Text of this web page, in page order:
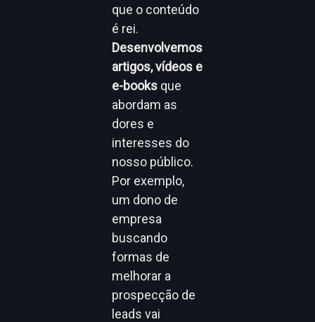
que o conteúdo
é rei.
Desenvolvemos
artigos, vídeos e
e-books que
abordam as
dores e
interesses do
nosso público.
Por exemplo,
um dono de
empresa
buscando
formas de
melhorar a
prospecção de
leads vai